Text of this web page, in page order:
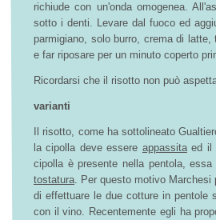
richiude con un'onda omogenea.
sotto i denti. Levare dal fuoco ed
parmigiano, solo burro, crema di
e far riposare per un minuto coperto
Ricordarsi che il risotto non può
varianti
Il risotto, come ha sottolineato
la cipolla deve essere appassitaed il
cipolla è presente nella pentola,
tostatura. Per questo motivo Marchesi
di effettuare le due cotture in pentole
con il vino. Recentemente egli ha